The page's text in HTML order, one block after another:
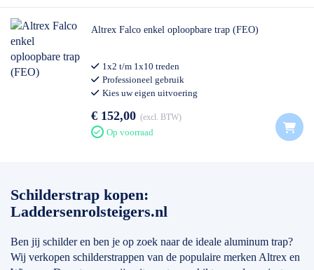
Altrex Falco enkel oploopbare trap (FEO)
1x2 t/m 1x10 treden
Professioneel gebruik
Kies uw eigen uitvoering
€ 152,00 excl. BTW
Op voorraad
Schilderstrap kopen:
Laddersenrolsteigers.nl
Ben jij schilder en ben je op zoek naar de ideale aluminum trap?
Wij verkopen schilderstrappen van de populaire merken Altrex en